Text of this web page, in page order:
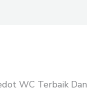
WC Terbaik Dan